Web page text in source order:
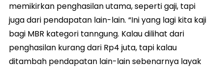
memikirkan penghasilan utama, seperti gaji, tapi
juga dari pendapatan lain-lain. “Ini yang lagi kita kaji
bagi MBR kategori tanngung. Kalau dilihat dari
penghasilan kurang dari Rp4 juta, tapi kalau
ditambah pendapatan lain-lain sebenarnya layak